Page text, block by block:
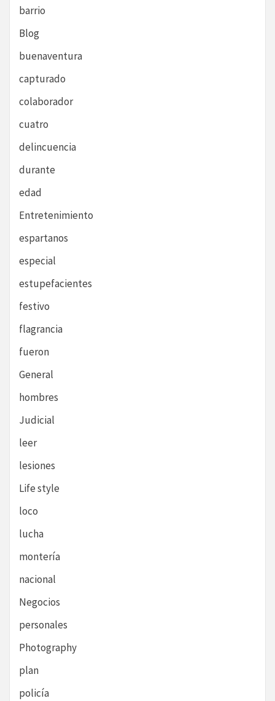
barrio
Blog
buenaventura
capturado
colaborador
cuatro
delincuencia
durante
edad
Entretenimiento
espartanos
especial
estupefacientes
festivo
flagrancia
fueron
General
hombres
Judicial
leer
lesiones
Life style
loco
lucha
montería
nacional
Negocios
personales
Photography
plan
policía